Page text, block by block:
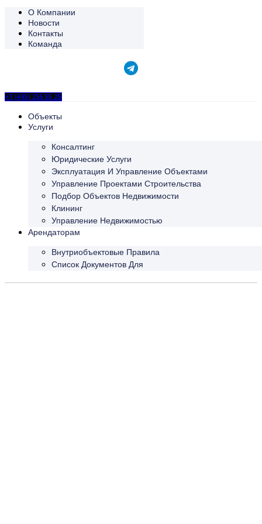
О Компании
Новости
Контакты
Команда
+7 (495) 255 55 25
Объекты
Услуги
Консалтинг
Юридические Услуги
Эксплуатация И Управление Объектами
Управление Проектами Строительства
Подбор Объектов Недвижимости
Клининг
Управление Недвижимостью
Арендаторам
Внутриобъектовые Правила
Список Документов Для